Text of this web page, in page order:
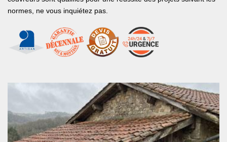
normes, ne vous inquiétez pas.